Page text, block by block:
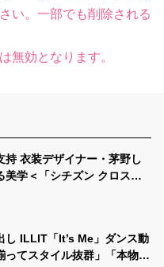
い。一部でも削除される
無効となります。
持 衣装デザイナー・茅野し
美学＜「シチズン クロスシ
し ILLIT「It’s Me」ダンス動
ってスタイル抜群」「本物の